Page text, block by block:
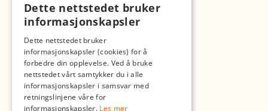
Med forbehold om skrive- og lagerfeil
Dette nettstedet bruker
informasjonskapsler
Dette nettstedet bruker
informasjonskapsler (cookies) for å
forbedre din opplevelse. Ved å bruke
nettstedet vårt samtykker du i alle
informasjonskapsler i samsvar med
retningslinjene våre for
informasjonskapsler. Les mer